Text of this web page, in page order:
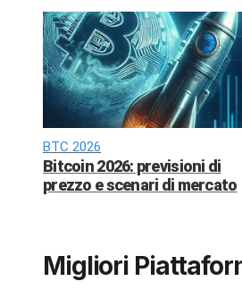
BTC 2026
Bitcoin 2026: previsioni di
prezzo e scenari di mercato
Migliori